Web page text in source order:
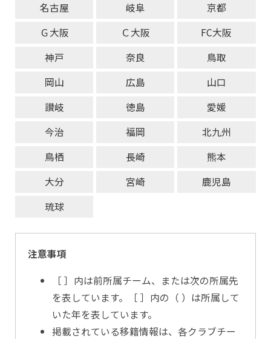
名古屋
岐阜
京都
Ｇ大阪
Ｃ大阪
FC大阪
神戸
奈良
鳥取
岡山
広島
山口
讃岐
徳島
愛媛
今治
福岡
北九州
鳥栖
長崎
熊本
大分
宮崎
鹿児島
琉球
注意事項
［ ］内は前所属チーム、または次の所属先
を表しています。［ ］内の（ ）は所属して
いた年を表しています。
掲載されている移籍情報は、各クラブチー